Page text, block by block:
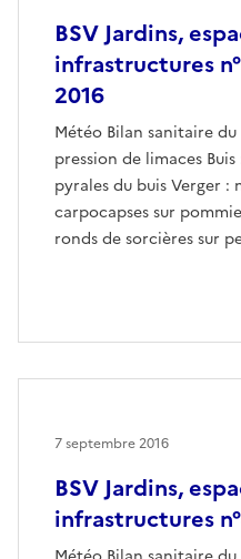
BSV Jardins,
infrastructures
2016
Météo Bilan sanitaire
pression de limaces
pyrales du buis Verger :
carpocapses sur
ronds de sorcières sur
BSV Jardins,
infrastructures
7 septembre 2016